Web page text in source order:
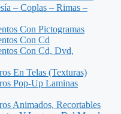
– Coplas – Rimas –
Con Pictogramas
Con Cd
Con Cd, Dvd,
En Telas (Texturas)
Pop-Up Laminas
Animados, Recortables